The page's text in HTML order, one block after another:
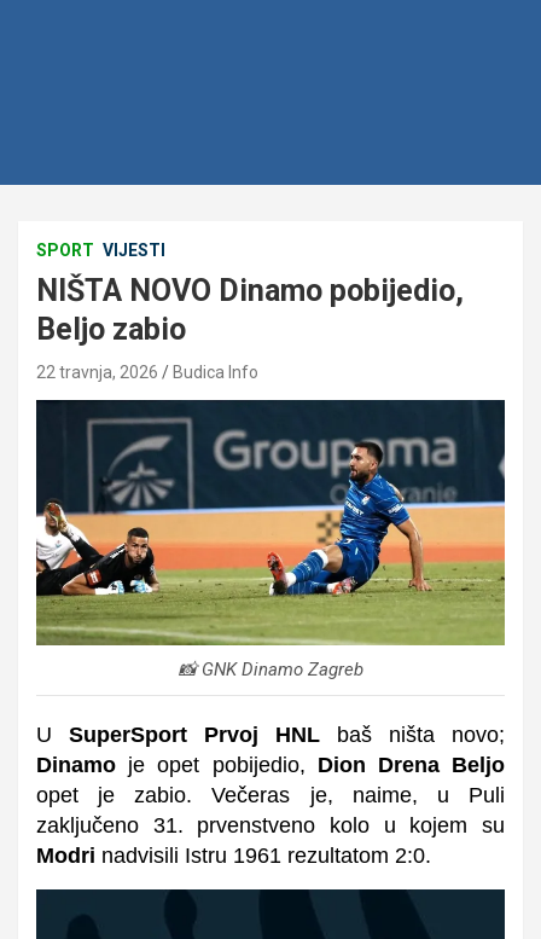
SPORT VIJESTI
NIŠTA NOVO Dinamo pobijedio,
Beljo zabio
22 travnja, 2026 Budica Info
📸 GNK Dinamo Zagreb
U SuperSport Prvoj HNL baš ništa novo;
Dinamo je opet pobijedio, Dion Drena Beljo
opet je zabio. Večeras je, naime, u Puli
zaključeno 31. prvenstveno kolo u kojem su
Modri nadvisili Istru 1961 rezultatom 2:0.